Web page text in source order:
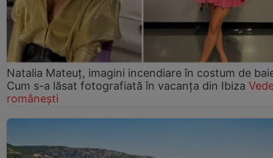
Natalia Mateuț, imagini incendiare în costum de
Cum s-a lăsat fotografiată în vacanța din Ibiza
românești